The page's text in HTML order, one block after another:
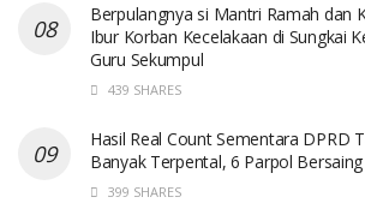
Berpulangnya si Mantri Ramah dan
Ibur Korban Kecelakaan di Sungkai
Guru Sekumpul
439 SHARES
Hasil Real Count Sementara DPRD
Banyak Terpental, 6 Parpol
399 SHARES